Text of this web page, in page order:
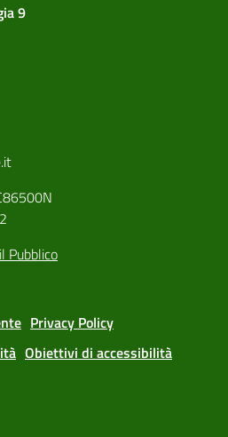
9
Pubblico
Privacy Policy
Obiettivi di accessibilità